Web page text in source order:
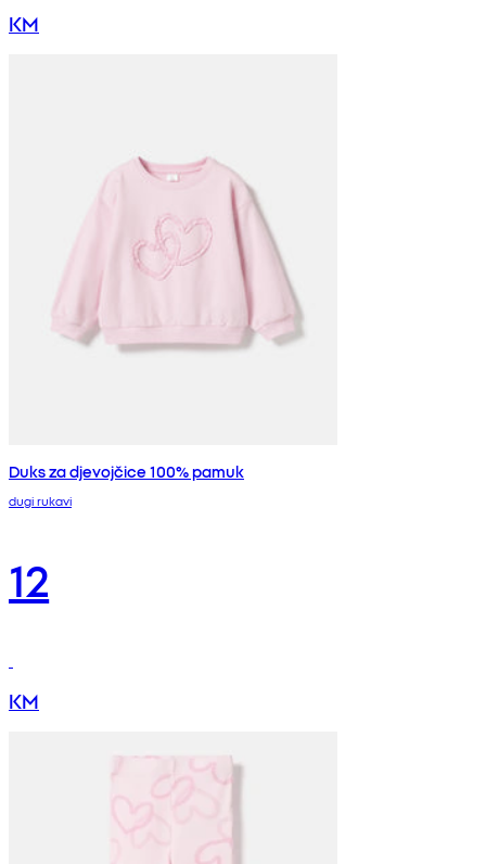
KM
Duks za djevojčice 100% pamuk
dugi rukavi
12
KM